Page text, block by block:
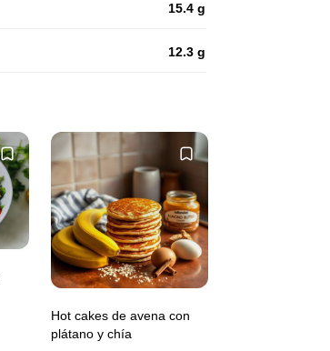
15.4 g
12.3 g
Hot cakes de avena con
plátano y chía